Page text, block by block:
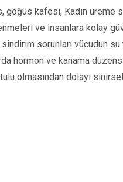
göğüs kafesi, Kadın
ve insanlara kolay
sorunları vücudun
hormon ve kanama
olmasından dolayı